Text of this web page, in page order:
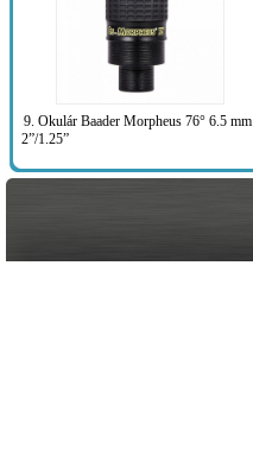
9. Okulár Baader Morpheus 76° 6.5 mm
2”/1.25”